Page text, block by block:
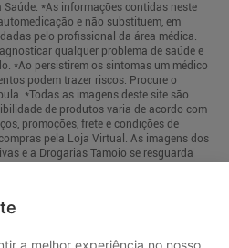
a melhor experiência no nosso
*As informações contidas neste
e não substituem, em
pelo profissional da área médica.
qualquer problema de saúde e
*Ao persistirem os sintomas um médico
podem trazer riscos. Procure o
*Todas as imagens deste site são
de produtos varia de acordo com
promoções, frete e condições de
pela Loja Virtual. As imagens dos
e a Drogarias Tamoio se resguarda